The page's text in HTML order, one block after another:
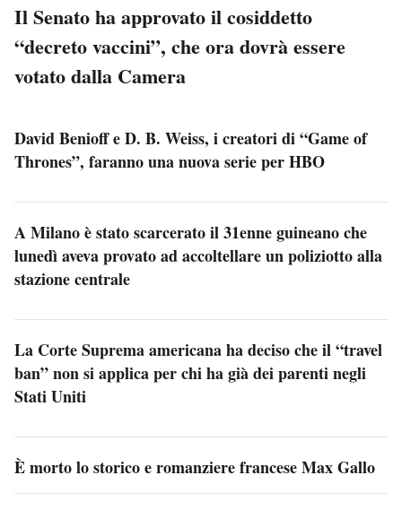
Il Senato ha approvato il cosiddetto
“decreto vaccini”, che ora dovrà essere
votato dalla Camera
David Benioff e D. B. Weiss, i creatori di “Game of
Thrones”, faranno una nuova serie per HBO
A Milano è stato scarcerato il 31enne guineano che
lunedì aveva provato ad accoltellare un poliziotto alla
stazione centrale
La Corte Suprema americana ha deciso che il “travel
ban” non si applica per chi ha già dei parenti negli
Stati Uniti
È morto lo storico e romanziere francese Max Gallo